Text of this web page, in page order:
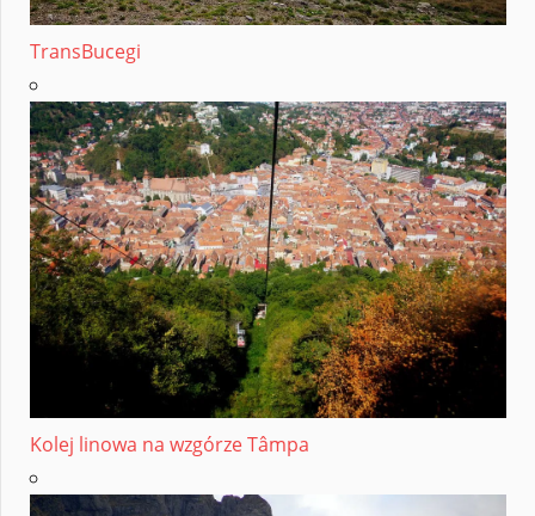
TransBucegi
Kolej linowa na wzgórze Tâmpa